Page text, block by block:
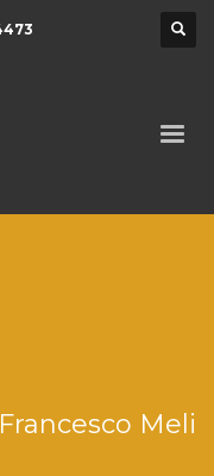
Meli